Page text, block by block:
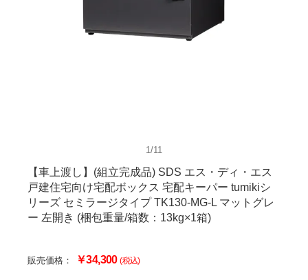
1/11
【車上渡し】(組立完成品) SDS エス・ディ・エス
戸建住宅向け宅配ボックス 宅配キーパー tumikiシ
リーズ セミラージタイプ TK130-MG-L マットグレ
ー 左開き (梱包重量/箱数：13kg×1箱)
販売価格： ￥34,300(税込)